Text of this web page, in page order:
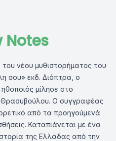
Notes
νέου μυθιστορήματος του
σου» εκδ. Διόπτρα, ο
μίλησε στο
Θρασυβούλου. Ο συγγραφέας
από τα προηγούμενά
Καταπιάνεται με ένα
της Ελλάδας από την